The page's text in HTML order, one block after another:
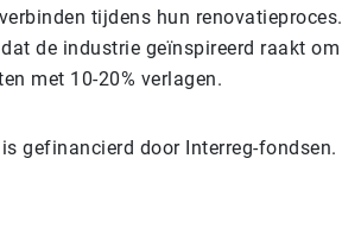
tijdens hun renovatieproces.
de industrie geïnspireerd raakt om
met 10-20% verlagen.
gefinancierd door Interreg-fondsen.